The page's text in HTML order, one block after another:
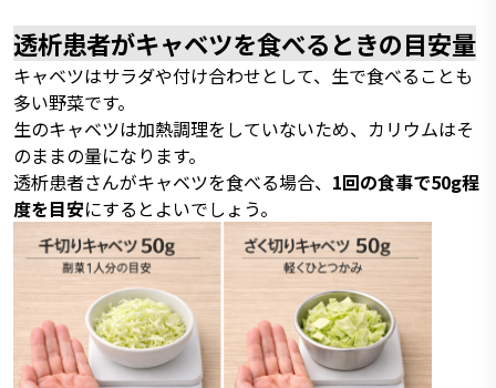
透析患者がキャベツを食べるときの目安量
キャベツはサラダや付け合わせとして、生で食べることも
多い野菜です。
生のキャベツは加熱調理をしていないため、カリウムはそ
のままの量になります。
透析患者さんがキャベツを食べる場合、 1回の食事で50g程
度を目安にするとよいでしょう。